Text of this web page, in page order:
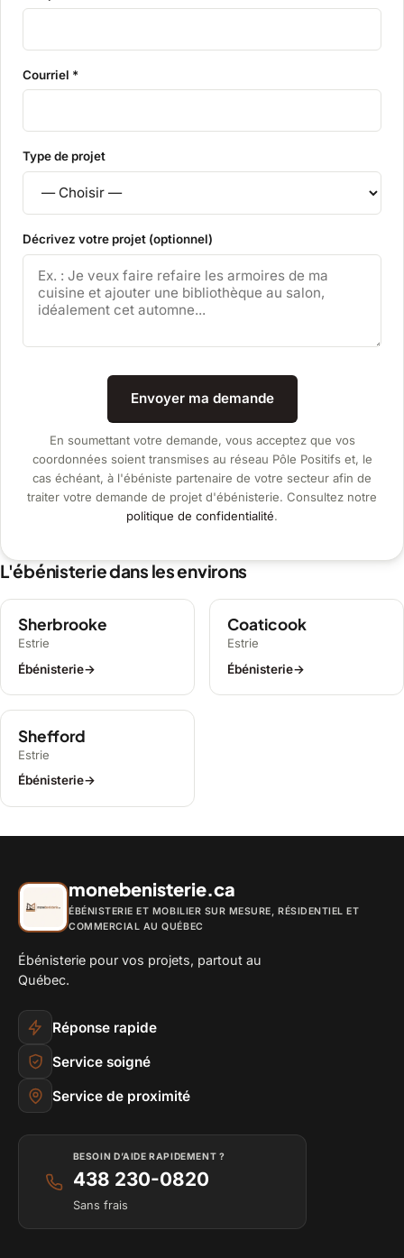
Courriel *
Type de projet
Décrivez votre projet (optionnel)
Envoyer ma demande
En soumettant votre demande, vous acceptez que vos
coordonnées soient transmises au réseau Pôle Positifs et, le
cas échéant, à l'ébéniste partenaire de votre secteur afin de
traiter votre demande de projet d'ébénisterie. Consultez notre
politique de confidentialité.
L'ébénisterie dans les environs
Sherbrooke
Estrie
Ébénisterie→
Coaticook
Estrie
Ébénisterie→
Shefford
Estrie
Ébénisterie→
monebenisterie.ca
ÉBÉNISTERIE ET MOBILIER SUR MESURE, RÉSIDENTIEL ET
COMMERCIAL AU QUÉBEC
Ébénisterie pour vos projets, partout au
Québec.
Réponse rapide
Service soigné
Service de proximité
BESOIN D’AIDE RAPIDEMENT ?
438 230-0820
Sans frais